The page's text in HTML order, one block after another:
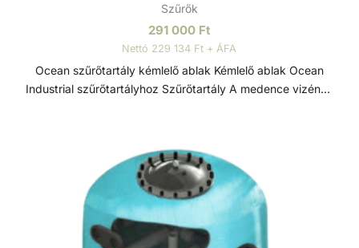
Szűrők
291 000 Ft
Nettó 229 134 Ft + ÁFA
Ocean szűrőtartály kémlelő ablak Kémlelő ablak Ocean
Industrial szűrőtartályhoz Szűrőtartály A medence vizének
melyek nem csak a látványt rontják, de a fürdőzők
egészségére is veszélyesek lehetnek. A szűrőtartály a
vízforgató készülék segítségével az egészen finom
szennyeződéseket is kiszűrhetik a vízből, amelyek így
fennakadnak a szűrőközegen.